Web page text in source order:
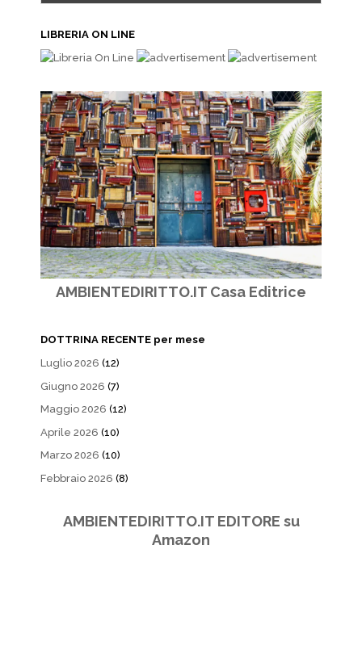
LIBRERIA ON LINE
AMBIENTEDIRITTO.IT Casa Editrice
DOTTRINA RECENTE per mese
Luglio 2026 (12)
Giugno 2026 (7)
Maggio 2026 (12)
Aprile 2026 (10)
Marzo 2026 (10)
Febbraio 2026 (8)
AMBIENTEDIRITTO.IT EDITORE su
Amazon